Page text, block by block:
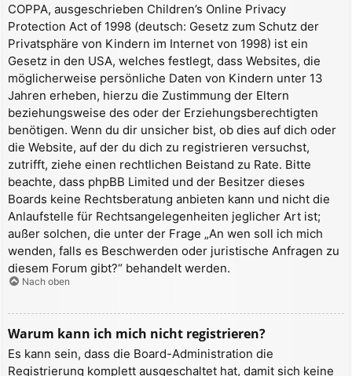
COPPA, ausgeschrieben Children’s Online Privacy
Protection Act of 1998 (deutsch: Gesetz zum Schutz der
Privatsphäre von Kindern im Internet von 1998) ist ein
Gesetz in den USA, welches festlegt, dass Websites, die
möglicherweise persönliche Daten von Kindern unter 13
Jahren erheben, hierzu die Zustimmung der Eltern
beziehungsweise des oder der Erziehungsberechtigten
benötigen. Wenn du dir unsicher bist, ob dies auf dich oder
die Website, auf der du dich zu registrieren versuchst,
zutrifft, ziehe einen rechtlichen Beistand zu Rate. Bitte
beachte, dass phpBB Limited und der Besitzer dieses
Boards keine Rechtsberatung anbieten kann und nicht die
Anlaufstelle für Rechtsangelegenheiten jeglicher Art ist;
außer solchen, die unter der Frage „An wen soll ich mich
wenden, falls es Beschwerden oder juristische Anfragen zu
diesem Forum gibt?“ behandelt werden.
Nach oben
Warum kann ich mich nicht registrieren?
Es kann sein, dass die Board-Administration die
Registrierung komplett ausgeschaltet hat, damit sich keine